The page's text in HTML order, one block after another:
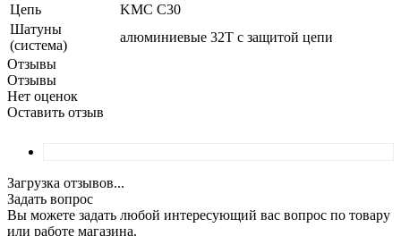
Цепь
KMC C30
Шатуны
(система)
алюминиевые 32T с защитой цепи
Отзывы
Отзывы
Нет оценок
Оставить отзыв
Загрузка отзывов...
Задать вопрос
Вы можете задать любой интересующий вас вопрос по товару
или работе магазина.